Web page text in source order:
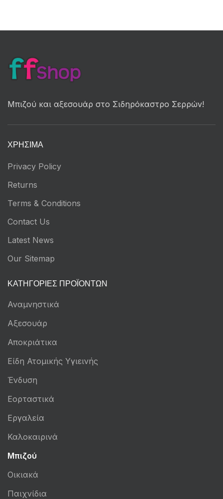
Μπιζού και αξεσουάρ στο Σιδηρόκαστρο Σερρών!
ΧΡΉΣΙΜΑ
Privacy Policy
Returns
Terms & Conditions
Contact Us
Latest News
Our Sitemap
ΚΑΤΗΓΟΡΊΕΣ ΠΡΟΪΌΝΤΩΝ
Αναμνηστικά
Αξεσουάρ
Αποκριάτικα
Είδη Ατομικής Υγιεινής
Ένδυση
Εορταστικά
Εργαλεία
Καλοκαιρινά
Μπιζού
Οικιακά
Παιχνίδια